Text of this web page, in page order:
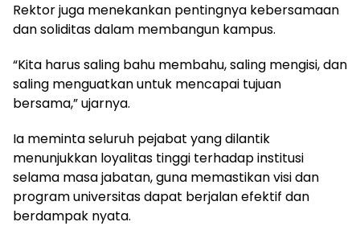
Rektor juga menekankan pentingnya kebersamaan
dan soliditas dalam membangun kampus.
“Kita harus saling bahu membahu, saling mengisi, dan
saling menguatkan untuk mencapai tujuan
bersama,” ujarnya.
Ia meminta seluruh pejabat yang dilantik
menunjukkan loyalitas tinggi terhadap institusi
selama masa jabatan, guna memastikan visi dan
program universitas dapat berjalan efektif dan
berdampak nyata.